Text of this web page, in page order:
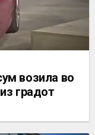
возила во
градот